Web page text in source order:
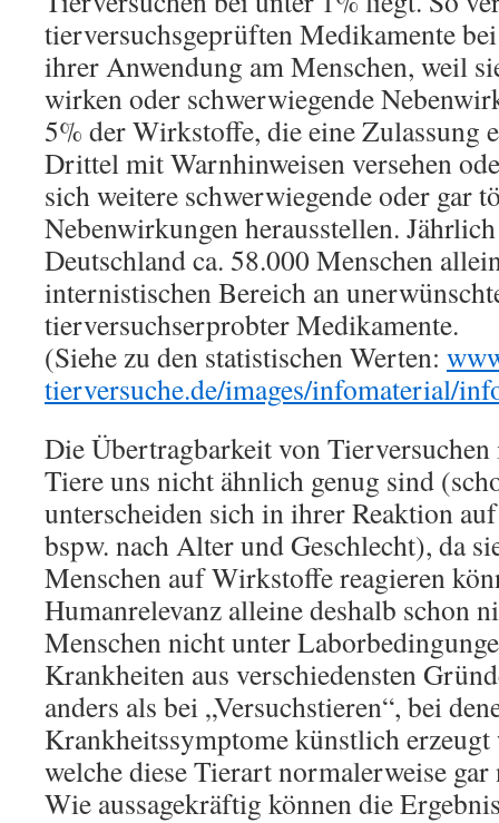
tierversuchsgeprüften Medikamente bei
ihrer Anwendung am Menschen, weil
wirken oder schwerwiegende
5% der Wirkstoffe, die eine Zulassung
Drittel mit Warnhinweisen versehen
sich weitere schwerwiegende oder gar
Nebenwirkungen herausstellen.
Deutschland ca. 58.000 Menschen
internistischen Bereich an
tierversuchserprobter Medikamente.
(Siehe zu den statistischen Werten:
tierversuche.de/images/infomaterial/
Die Übertragbarkeit von Tierversuchen
Tiere uns nicht ähnlich genug sind
unterscheiden sich in ihrer Reaktion
bspw. nach Alter und Geschlecht), da
Menschen auf Wirkstoffe reagieren
Humanrelevanz alleine deshalb schon
Menschen nicht unter
Krankheiten aus verschiedensten
anders als bei „Versuchstieren“, bei
Krankheitssymptome künstlich erzeugt
welche diese Tierart normalerweise
Wie aussagekräftig können die